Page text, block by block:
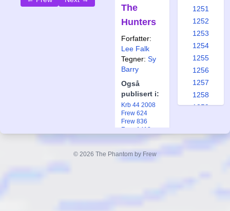
The
Hunters
Forfatter:
Lee Falk
Tegner: Sy
Barry
Også
publisert i:
Krb 44 2008
Frew 624
Frew 836
Frew 1413
Ftb 3 2008
Ftb 4 2008
1251
1252
1253
1254
1255
1256
1257
1258
1259
© 2026 The Phantom by Frew